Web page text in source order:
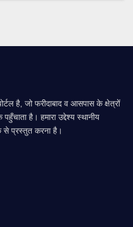
है, जो फरीदाबाद व आसपास के क्षेत्रों
है। हमारा उद्देश्य स्थानीय
से प्रस्तुत करना है।